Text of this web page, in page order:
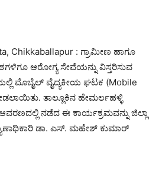
Chikkaballapur : ಗ್ರಾಮೀಣ ಹಾಗೂ
ಆರೋಗ್ಯ ಸೇವೆಯನ್ನು ವಿಸ್ತರಿಸುವ
ಮೊಬೈಲ್ ವೈದ್ಯಕೀಯ ಘಟಕ (Mobile
ತಾಲ್ಲೂಕಿನ ಹೇಮರ್ಲಹಳ್ಳಿ
ನಡೆದ ಈ ಕಾರ್ಯಕ್ರಮವನ್ನು ಜಿಲ್ಲಾ
ಡಾ. ಎಸ್. ಮಹೇಶ್ ಕುಮಾರ್